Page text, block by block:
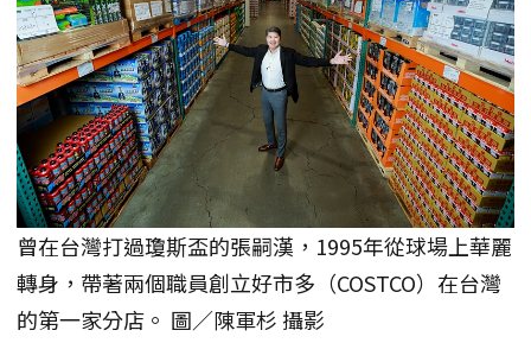
曾在台灣打過瓊斯盃的張嗣漢，1995年從球場上華麗
轉身，帶著兩個職員創立好市多（COSTCO）在台灣
的第一家分店。 圖／陳軍杉 攝影